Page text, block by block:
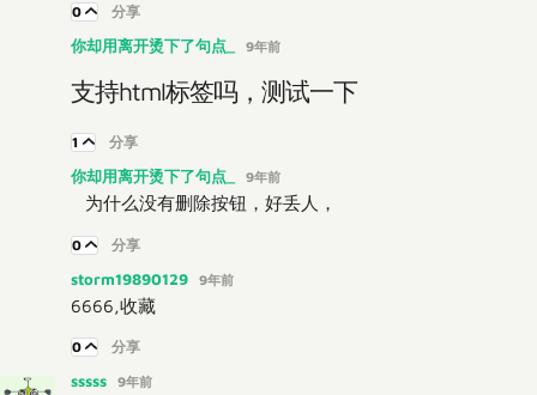
0 分享
你却用离开烫下了句点_ 9年前
支持html标签吗，测试一下
1 分享
你却用离开烫下了句点_ 9年前
为什么没有删除按钮，好丢人，
0 分享
storm19890129 9年前
6666,收藏
0 分享
sssss 9年前